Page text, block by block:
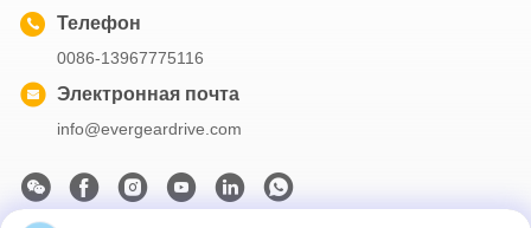
Телефон
0086-13967775116
Электронная почта
info@evergeardrive.com